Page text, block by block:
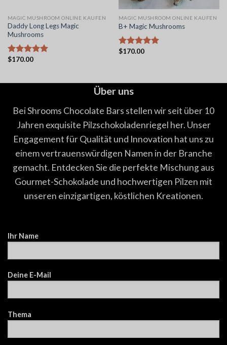
MAGIC MUSHROOM ONLINE KAUFEN
Daddy Long Legs Magic
Mushrooms
Bewertet
$170.00
MAGIC MUSHROOM ONLINE KAUFEN
B+ Magic Mushrooms
Bewertet
$170.00
Über uns
Bei Shrooms Chocolate Bars stellen wir seit über 10
Jahren exquisite Pilzschokoladenriegel her. Unser
Engagement für Qualität und Innovation hat uns zu
einem vertrauenswürdigen Namen in der Branche
gemacht. Entdecken Sie die perfekte Mischung aus
Gourmet-Schokolade und hochwertigen Pilzen mit
unseren einzigartigen, köstlichen Kreationen.
Ihr Name
Deine E-Mail
Thema